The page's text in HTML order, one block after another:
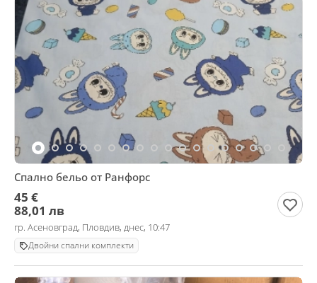
Спално бельо от Ранфорс
45 €
88,01 лв
гр. Асеновград, Пловдив, днес, 10:47
Двойни спални комплекти